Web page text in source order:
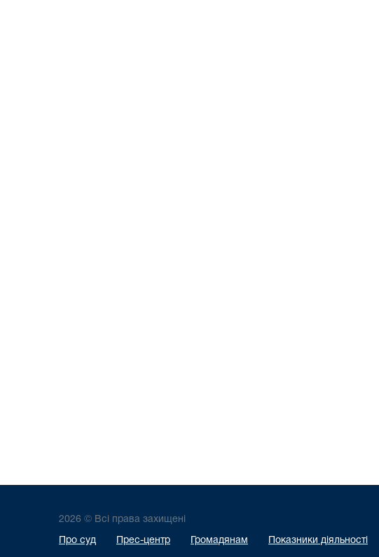
2026 © Всі права захищені
Про суд Прес-центр Громадянам Показники діяльності